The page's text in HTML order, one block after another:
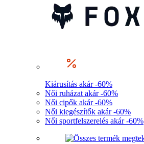
Kiárusítás akár -60%
Női ruházat akár -60%
Női cipők akár -60%
Női kiegészítők akár -60%
Női sportfelszerelés akár -60%